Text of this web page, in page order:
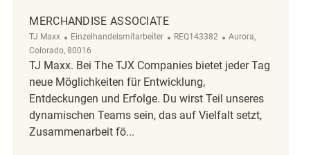
MERCHANDISE ASSOCIATE
TJ Maxx Kategorie
Einzelhandelsmitarbeiter ReqId
REQ143382 Ort
Aurora,
Colorado, 80016
TJ Maxx. Bei The TJX Companies bietet jeder Tag
neue Möglichkeiten für Entwicklung,
Entdeckungen und Erfolge. Du wirst Teil unseres
dynamischen Teams sein, das auf Vielfalt setzt,
Zusammenarbeit fö...